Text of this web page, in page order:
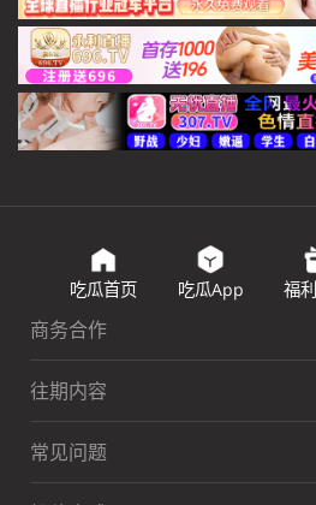
吃瓜首页 吃瓜App 福
商务合作
往期内容
常见问题